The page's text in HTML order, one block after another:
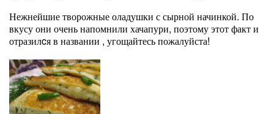
Нежнейшие творожные оладушки с сырной начинкой. По
вкусу они очень напомнили хачапури, поэтому этот факт и
отразилcя в названии , угощайтесь пожалуйста!